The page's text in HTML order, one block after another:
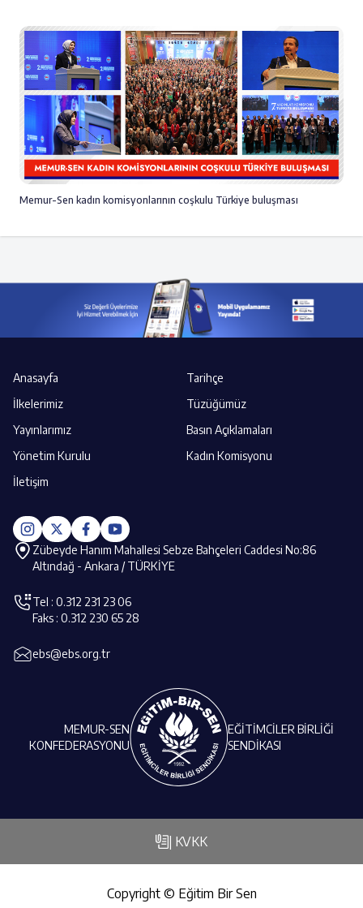
Memur-Sen kadın komisyonlarının coşkulu Türkiye buluşması
Anasayfa
Tarihçe
İlkelerimiz
Tüzüğümüz
Yayınlarımız
Basın Açıklamaları
Yönetim Kurulu
Kadın Komisyonu
İletişim
MEMUR-SEN
KONFEDERASYONU
EĞİTİMCİLER BİRLİĞİ
SENDİKASI
Zübeyde Hanım Mahallesi Sebze Bahçeleri Caddesi No:86
Altındağ - Ankara / TÜRKİYE
Tel : 0.312 231 23 06
Faks : 0.312 230 65 28
ebs@ebs.org.tr
Copyright © Eğitim Bir Sen
| KVKK